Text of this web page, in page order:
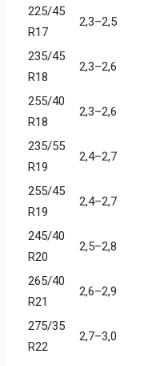
225/45
R17
2,3–2,5
235/45
R18
2,3–2,6
255/40
R18
2,3–2,6
235/55
R19
2,4–2,7
255/45
R19
2,4–2,7
245/40
R20
2,5–2,8
265/40
R21
2,6–2,9
275/35
R22
2,7–3,0